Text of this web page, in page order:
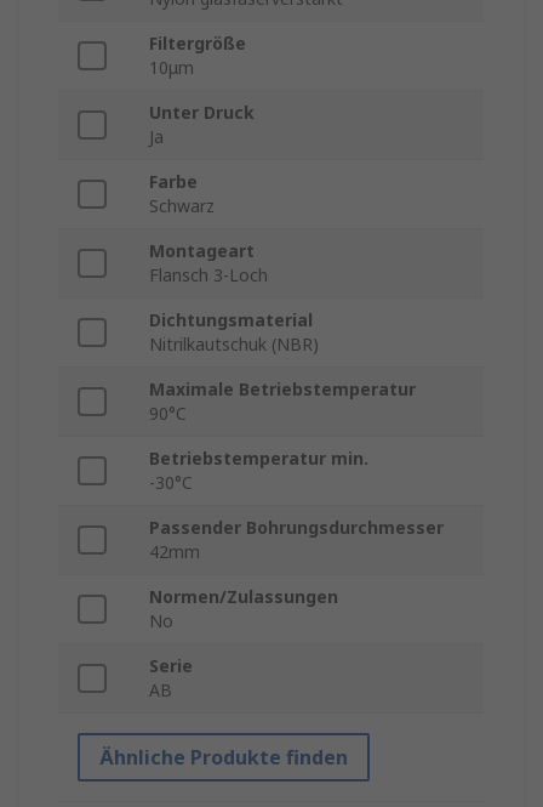
Filtergröße
10μm
Unter Druck
Ja
Farbe
Schwarz
Montageart
Flansch 3-Loch
Dichtungsmaterial
Nitrilkautschuk (NBR)
Maximale Betriebstemperatur
90°C
Betriebstemperatur min.
-30°C
Passender Bohrungsdurchmesser
42mm
Normen/Zulassungen
No
Serie
AB
Ähnliche Produkte finden